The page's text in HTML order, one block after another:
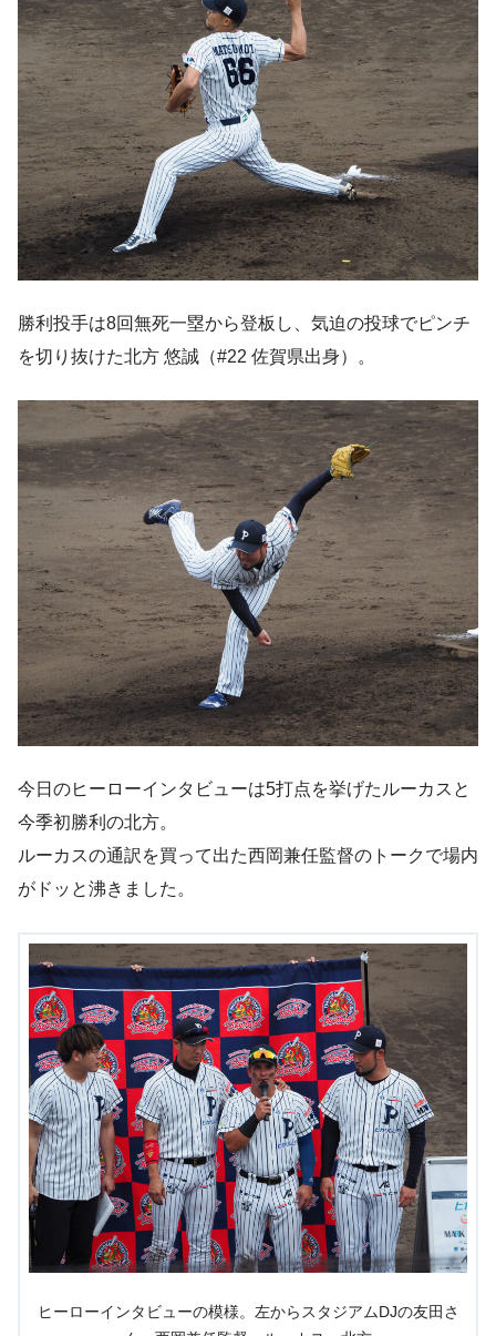
勝利投手は8回無死一塁から登板し、気迫の投球でピンチ
を切り抜けた北方 悠誠（#22 佐賀県出身）。
今日のヒーローインタビューは5打点を挙げたルーカスと
今季初勝利の北方。
ルーカスの通訳を買って出た西岡兼任監督のトークで場内
がドッと沸きました。
ヒーローインタビューの模様。左からスタジアムDJの友田さ